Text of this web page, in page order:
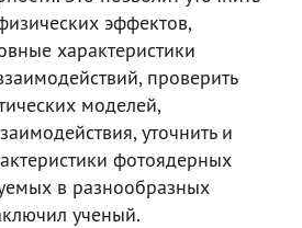
эффектов,
характеристики
проверить
моделей,
уточнить и
фотоядерных
в разнообразных
ученый.